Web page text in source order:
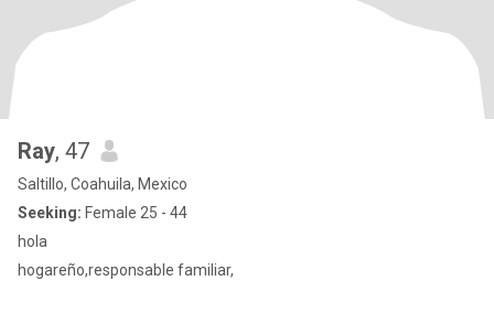
Ray, 47
Saltillo, Coahuila, Mexico
Seeking: Female 25 - 44
hola
hogareño,responsable familiar,